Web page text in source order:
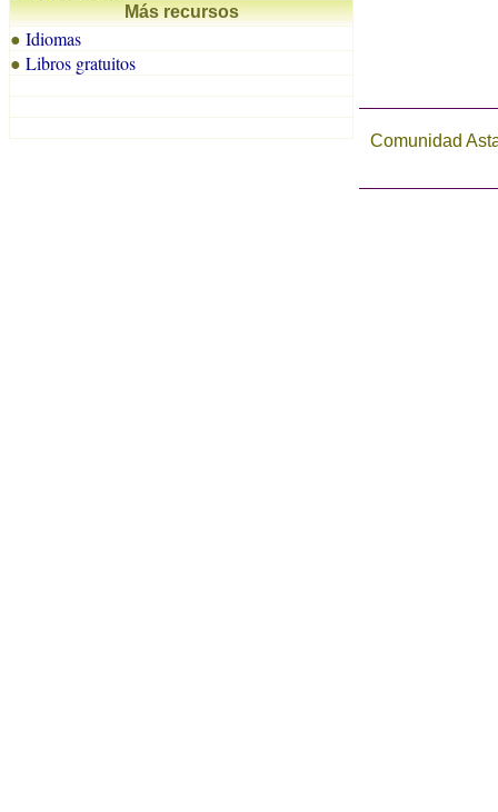
Más recursos
● Idiomas
● Libros gratuitos
Comunidad